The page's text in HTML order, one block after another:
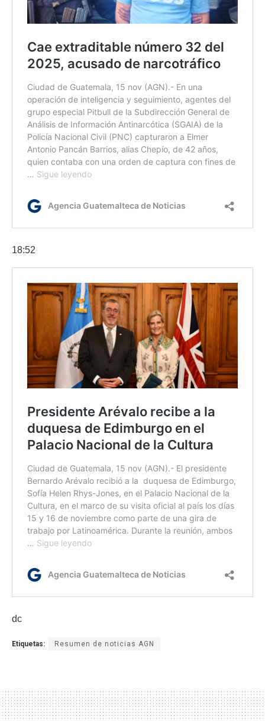
18:52
dc
Etiquetas: Resumen de noticias AGN